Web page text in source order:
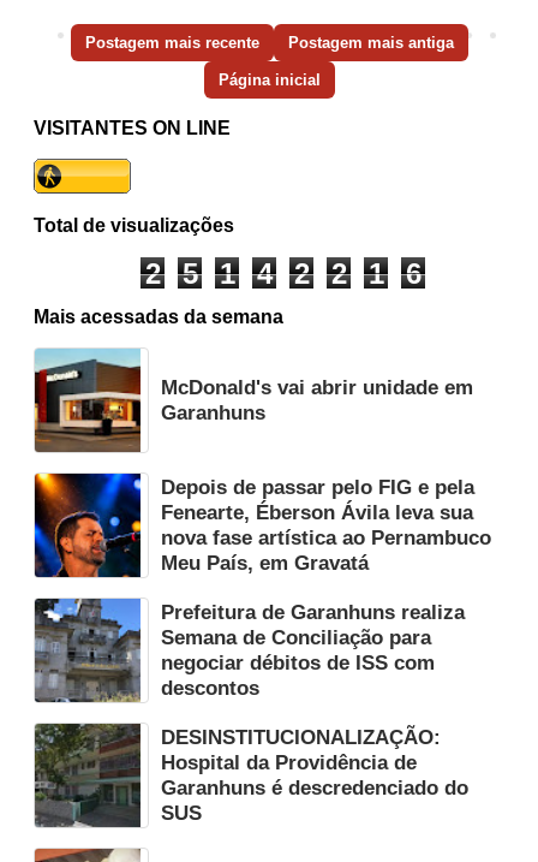
Postagem mais recente Postagem mais antiga
Página inicial
VISITANTES ON LINE
Total de visualizações
2 5 1 4 2 2 1 6
Mais acessadas da semana
McDonald's vai abrir unidade em
Garanhuns
Depois de passar pelo FIG e pela
Fenearte, Éberson Ávila leva sua
nova fase artística ao Pernambuco
Meu País, em Gravatá
Prefeitura de Garanhuns realiza
Semana de Conciliação para
negociar débitos de ISS com
descontos
DESINSTITUCIONALIZAÇÃO:
Hospital da Providência de
Garanhuns é descredenciado do
SUS